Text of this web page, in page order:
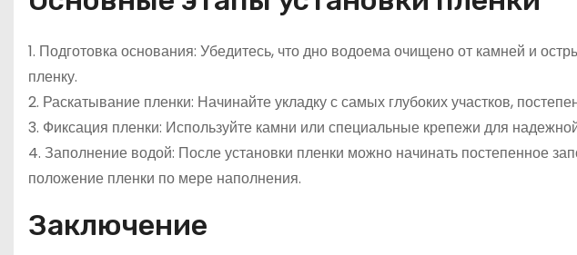
1. Подготовка основания: Убедитесь, что дно водоема очищено от камней и
пленку.
2. Раскатывание пленки: Начинайте укладку с самых глубоких участков,
3. Фиксация пленки: Используйте камни или специальные крепежи для
4. Заполнение водой: После установки пленки можно начинать постепенное
положение пленки по мере наполнения.
Заключение